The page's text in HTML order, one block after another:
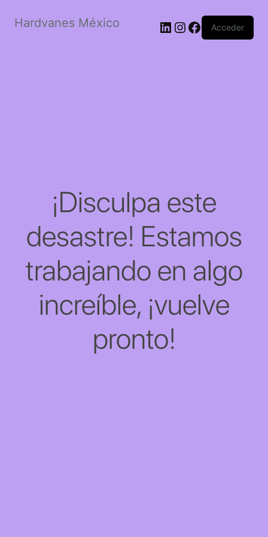
Hardvanes México LinkedIn
Instagram
Facebook
Acceder
¡Disculpa este
desastre! Estamos
trabajando en algo
increíble, ¡vuelve
pronto!